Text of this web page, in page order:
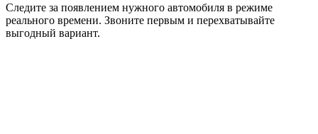
Следите за появлением нужного автомобиля в режиме
реального времени. Звоните первым и перехватывайте
выгодный вариант.